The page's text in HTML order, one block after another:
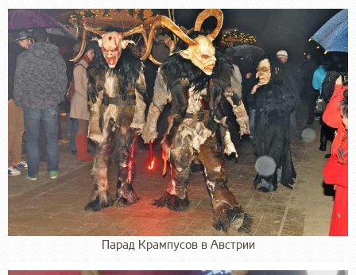
Парад Крампусов в Австрии